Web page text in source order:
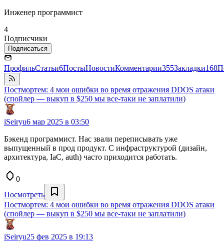
Инженер программист
4
Подписчики
Подписаться
ПрофильСтатьи6ПостыНовостиКомментарии355Закладки168
Постмортем: 4 мои ошибки во время отражения DDOS атаки
(спойлер — выкуп в $250 мы все-таки не заплатили)
iSeiryu6 мар 2025 в 03:50
Бэкенд программист. Нас звали переписывать уже
выпущенный в прод продукт. С инфраструктурой (дизайн,
архитектура, IaC, auth) часто приходится работать.
0
Посмотреть
Постмортем: 4 мои ошибки во время отражения DDOS атаки
(спойлер — выкуп в $250 мы все-таки не заплатили)
iSeiryu25 фев 2025 в 19:13